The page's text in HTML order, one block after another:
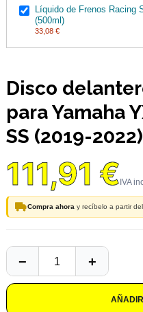
Líquido de Frenos Racing
(500ml)
33,08 €
Disco
para Yamaha
SS (2019-
111,91 €
Compra ahora y recíbelo a partir del